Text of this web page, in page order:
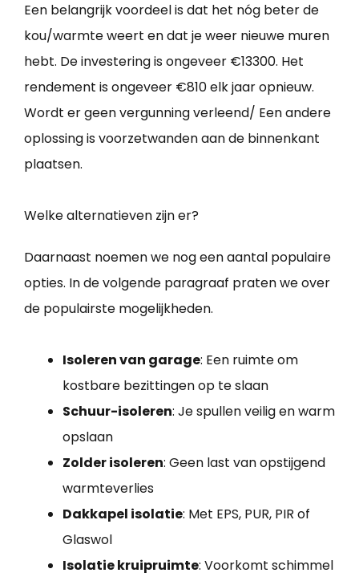
Een belangrijk voordeel is dat het nóg beter de
kou/warmte weert en dat je weer nieuwe muren
hebt. De investering is ongeveer €13300. Het
rendement is ongeveer €810 elk jaar opnieuw.
Wordt er geen vergunning verleend/ Een andere
oplossing is voorzetwanden aan de binnenkant
plaatsen.
Welke alternatieven zijn er?
Daarnaast noemen we nog een aantal populaire
opties. In de volgende paragraaf praten we over
de populairste mogelijkheden.
Isoleren van garage: Een ruimte om
kostbare bezittingen op te slaan
Schuur-isoleren: Je spullen veilig en warm
opslaan
Zolder isoleren: Geen last van opstijgend
warmteverlies
Dakkapel isolatie: Met EPS, PUR, PIR of
Glaswol
Isolatie kruipruimte: Voorkomt schimmel